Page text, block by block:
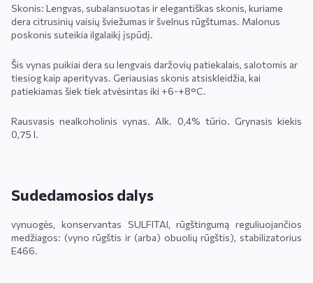
Skonis: Lengvas, subalansuotas ir elegantiškas skonis, kuriame
dera citrusinių vaisių šviežumas ir švelnus rūgštumas. Malonus
poskonis suteikia ilgalaikį įspūdį.
Šis vynas puikiai dera su lengvais daržovių patiekalais, salotomis ar
tiesiog kaip aperityvas. Geriausias skonis atsiskleidžia, kai
patiekiamas šiek tiek atvėsintas iki +6-+8°C.
Rausvasis nealkoholinis vynas. Alk. 0,4% tūrio. Grynasis kiekis
0,75 l.
Sudedamosios dalys
vynuogės, konservantas SULFITAI, rūgštingumą reguliuojančios
medžiagos: (vyno rūgštis ir (arba) obuolių rūgštis), stabilizatorius
E466.